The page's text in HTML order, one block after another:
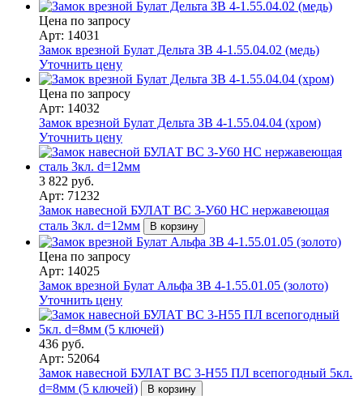
Цена по запросу
Арт: 14031
Замок врезной Булат Дельта ЗВ 4-1.55.04.02 (медь)
Уточнить цену
Цена по запросу
Арт: 14032
Замок врезной Булат Дельта ЗВ 4-1.55.04.04 (хром)
Уточнить цену
3 822 руб.
Арт: 71232
Замок навесной БУЛАТ ВС 3-У60 НС нержавеющая
сталь 3кл. d=12мм
В корзину
Цена по запросу
Арт: 14025
Замок врезной Булат Альфа ЗВ 4-1.55.01.05 (золото)
Уточнить цену
436 руб.
Арт: 52064
Замок навесной БУЛАТ ВС 3-Н55 ПЛ всепогодный 5кл.
d=8мм (5 ключей)
В корзину